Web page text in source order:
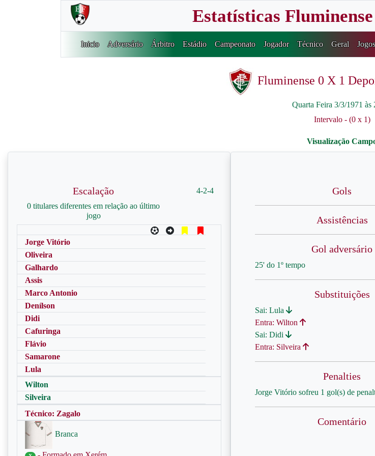
Estatísticas Fluminense
Inicio Adversário Árbitro Estádio Campeonato Jogador Técnico Geral
Fluminense 0 X 1
Quarta Feira 3/3/1971 às
Intervalo - (0 x 1)
Escalação
0 titulares diferentes em relação ao último
jogo
4-2-4
Jorge Vitório
Oliveira
Galhardo
Assis
Marco Antonio
Denílson
Didi
Cafuringa
Flávio
Samarone
Lula
Wilton
Silveira
Técnico: Zagalo
Branca
Gols
Assistências
Gol adversário
25' do 1º tempo
Substituições
Sai: Lula
Entra: Wilton
Sai: Didi
Entra: Silveira
Penalties
Jorge Vitório sofreu 1 gol(s) de
Comentário